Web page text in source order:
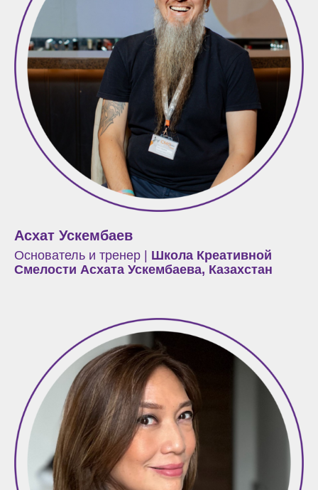
Асхат Ускембаев
Основатель и тренер |
Школа Креативной
Смелости Асхата Ускембаева, Казахстан